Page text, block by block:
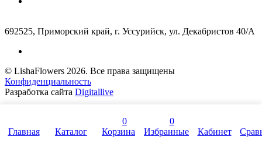
692525, Приморский край, г. Уссурийск, ул. Декабристов 40/А
© LishaFlowers 2026. Все права защищены
Конфиденциальность
Разработка сайта Digitallive
Главная Каталог
0
Корзина
0
Избранные
Кабинет